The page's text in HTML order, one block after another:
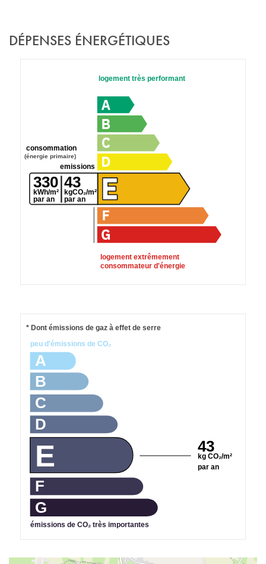
DÉPENSES ÉNERGÉTIQUES
logement très performant
logement extrêmement
consommateur d'énergie
330
kWh/m²
par an
consommation
(énergie primaire)
43
kgCO₂/m²
par an
emissions
43
kg CO₂/m²
par an
A
B
C
D
E
F
G
émissions de CO₂ très importantes
peu d'émissions de CO₂
* Dont émissions de gaz à effet de serre